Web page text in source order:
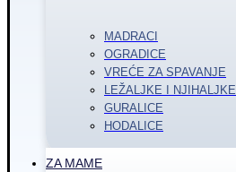
MADRACI
OGRADICE
VREĆE ZA SPAVANJE
LEŽALJKE I NJIHALJKE
GURALICE
HODALICE
ZA MAME